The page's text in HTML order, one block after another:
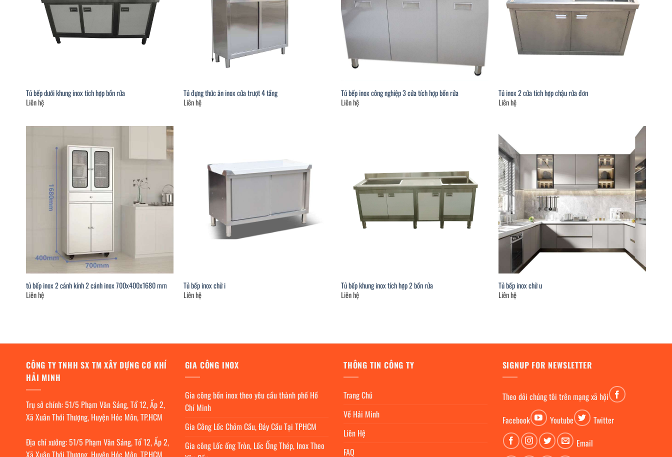
Tủ bếp dưới khung inox tích hợp bồn rửa
Liên hệ
Tủ đựng thức ăn inox cửa trượt 4 tầng
Liên hệ
Tủ bếp inox công nghiệp 3 cửa tích hợp bồn rửa
Liên hệ
Tủ inox 2 cửa tích hợp chậu rửa đơn
Liên hệ
tủ bếp inox 2 cánh kính 2 cánh inox 700x400x1680 mm
Liên hệ
Tủ bếp inox chữ i
Liên hệ
Tủ bếp khung inox tích hợp 2 bồn rửa
Liên hệ
Tủ bếp inox chữ u
Liên hệ
CÔNG TY TNHH SX TM XÂY DỰNG CƠ KHÍ
HẢI MINH
Trụ sở chính: 51/5 Phạm Văn Sáng, Tổ 12, Ấp 2,
Xã Xuân Thới Thượng, Huyện Hóc Môn, TP.HCM
Địa chỉ xưởng: 51/5 Phạm Văn Sáng, Tổ 12, Ấp 2,
GIA CÔNG INOX
Gia công bồn inox theo yêu cầu thành phố Hồ
Chí Minh
Gia Công Lốc Chỏm Cầu, Đáy Cầu Tại TPHCM
Gia công Lốc ống Tròn, Lốc Ống Thép, Inox Theo
THÔNG TIN CÔNG TY
Trang Chủ
Về Hải Minh
Liên Hệ
FAQ
SIGNUP FOR NEWSLETTER
Theo dỏi chúng tôi trên mạng xã hội
Facebook
Youtube
Twitter
Email